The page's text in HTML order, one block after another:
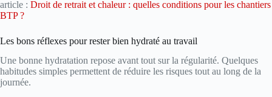
article : Droit de retrait et chaleur : quelles conditions pour les chantiers
BTP ?
Les bons réflexes pour rester bien hydraté au travail
Une bonne hydratation repose avant tout sur la régularité. Quelques
habitudes simples permettent de réduire les risques tout au long de la
journée.